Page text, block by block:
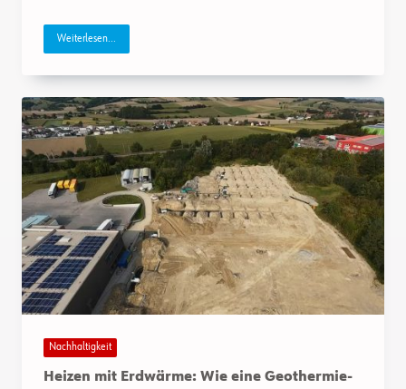
Weiterlesen...
Nachhaltigkeit
Heizen mit Erdwärme: Wie eine Geothermie-